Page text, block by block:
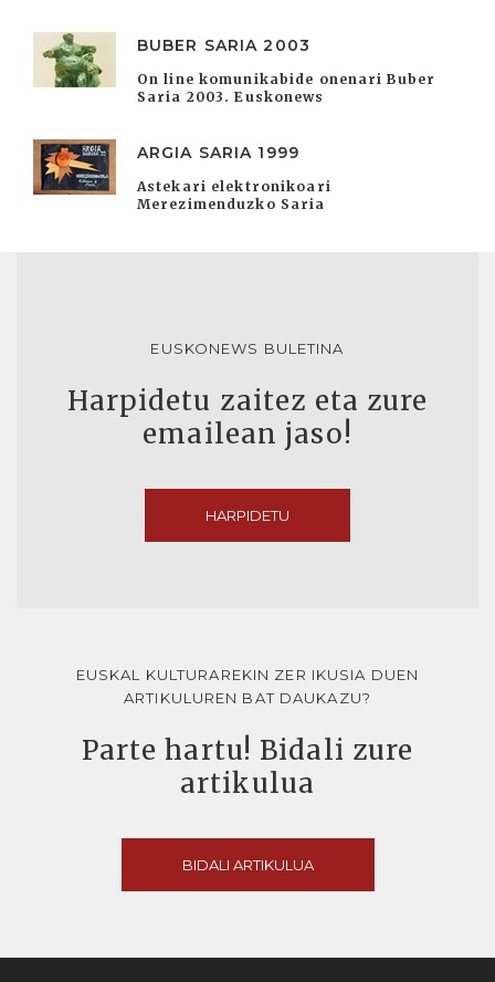
BUBER SARIA 2003
On line komunikabide onenari Buber
Saria 2003. Euskonews
ARGIA SARIA 1999
Astekari elektronikoari
Merezimenduzko Saria
EUSKONEWS BULETINA
Harpidetu zaitez eta zure
emailean jaso!
HARPIDETU
EUSKAL KULTURAREKIN ZER IKUSIA DUEN
ARTIKULUREN BAT DAUKAZU?
Parte hartu! Bidali zure
artikulua
BIDALI ARTIKULUA